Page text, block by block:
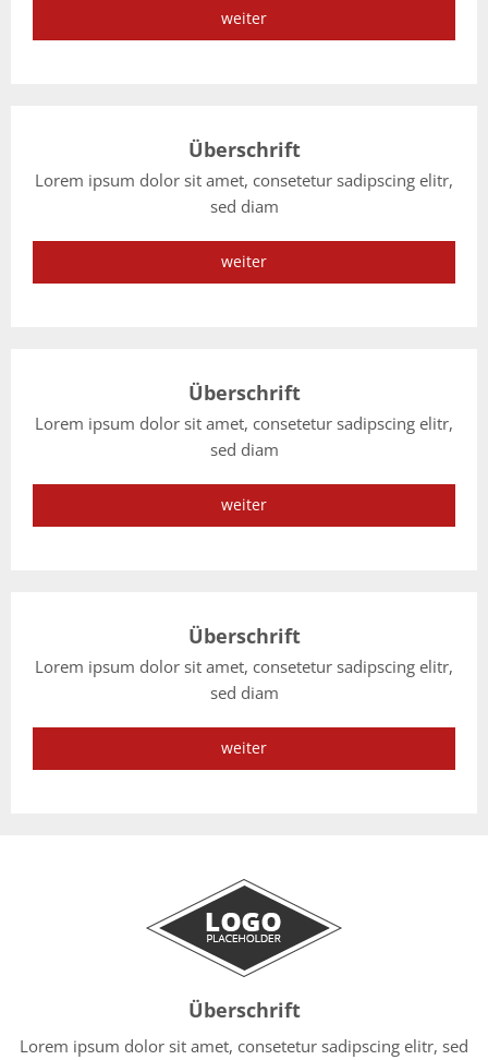
weiter
Überschrift
Lorem ipsum dolor sit amet, consetetur sadipscing elitr,
sed diam
weiter
Überschrift
Lorem ipsum dolor sit amet, consetetur sadipscing elitr,
sed diam
weiter
Überschrift
Lorem ipsum dolor sit amet, consetetur sadipscing elitr,
sed diam
weiter
Überschrift
Lorem ipsum dolor sit amet, consetetur sadipscing elitr, sed